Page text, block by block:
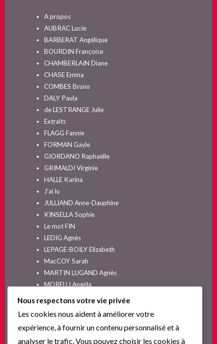
A propos
AUBRAC Lucie
BARBERAT Angélique
BOURDIN Françoise
CHAMBERLAIN Diane
CHASE Emma
COMBES Bruno
DALY Paula
de LESTRANGE Julie
Extraits
FLAGG Fannie
FORMAN Gayle
GIORDANO Raphaëlle
GRIMALDI Virginie
HALLE Karina
J'ai lu
JULLIAND Anne-Dauphine
KINSELLA Sophie
Le mot FIN
LEDIG Agnès
LEPAGE-BOILY Elizabeth
MacCOY Sarah
MARTIN LUGAND Agnès
MORELLI Angéla
Non classé
PINGUILLY Yves
RIVA Alex
Nous respectons votre vie privée
Les cookies nous aident à améliorer votre
expérience, à fournir un contenu personnalisé et à
analyser le trafic. Vous pouvez choisir les cookies à